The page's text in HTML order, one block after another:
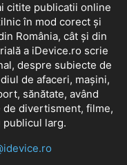
citite publicatii online
în mod corect și
România, cât și din
a iDevice.ro scrie
despre subiecte de
de afaceri, mașini,
sănătate, având
divertisment, filme,
larg.